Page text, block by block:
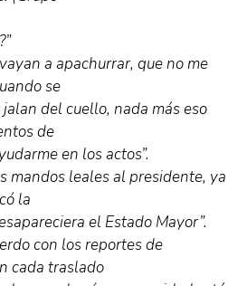
a apachurrar, que no me
se
del cuello, nada más eso
de
en los actos”.
mandos leales al presidente, ya
la
el Estado Mayor”.
con los reportes de
cada traslado